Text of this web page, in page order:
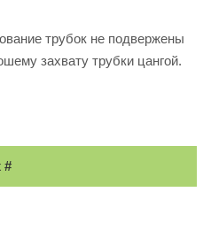
трубок не подвержены
захвату трубки цангой.
#